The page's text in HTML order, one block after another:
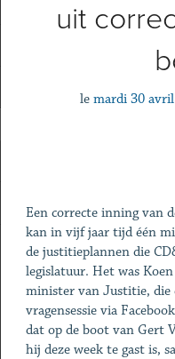
uit
le mardi 30
Een correcte inning van
kan in vijf jaar tijd één
de justitieplannen die
legislatuur. Het was
minister van Justitie, die
vragensessie via
dat op de boot van Gert
hij deze week te gast is,